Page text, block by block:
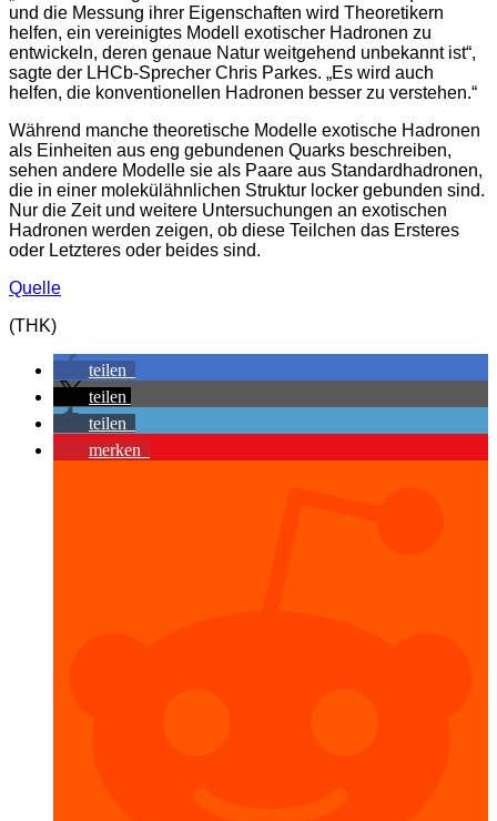
und die Messung ihrer Eigenschaften wird Theoretikern
helfen, ein vereinigtes Modell exotischer Hadronen zu
entwickeln, deren genaue Natur weitgehend unbekannt ist“,
sagte der LHCb-Sprecher Chris Parkes. „Es wird auch
helfen, die konventionellen Hadronen besser zu verstehen.“
Während manche theoretische Modelle exotische Hadronen
als Einheiten aus eng gebundenen Quarks beschreiben,
sehen andere Modelle sie als Paare aus Standardhadronen,
die in einer molekülähnlichen Struktur locker gebunden sind.
Nur die Zeit und weitere Untersuchungen an exotischen
Hadronen werden zeigen, ob diese Teilchen das Ersteres
oder Letzteres oder beides sind.
Quelle
(THK)
teilen
teilen
teilen
merken